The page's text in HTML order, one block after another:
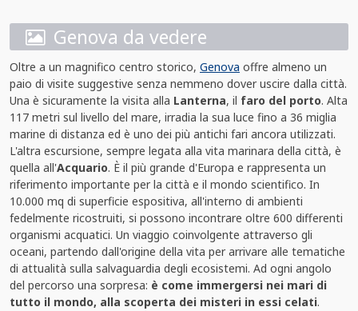
Genova da vedere
Oltre a un magnifico centro storico, Genova offre almeno un
paio di visite suggestive senza nemmeno dover uscire dalla città.
Una è sicuramente la visita alla Lanterna, il faro del porto. Alta
117 metri sul livello del mare, irradia la sua luce fino a 36 miglia
marine di distanza ed è uno dei più antichi fari ancora utilizzati.
L'altra escursione, sempre legata alla vita marinara della città, è
quella all'Acquario. È il più grande d'Europa e rappresenta un
riferimento importante per la città e il mondo scientifico. In
10.000 mq di superficie espositiva, all'interno di ambienti
fedelmente ricostruiti, si possono incontrare oltre 600 differenti
organismi acquatici. Un viaggio coinvolgente attraverso gli
oceani, partendo dall'origine della vita per arrivare alle tematiche
di attualità sulla salvaguardia degli ecosistemi. Ad ogni angolo
del percorso una sorpresa: è come immergersi nei mari di
tutto il mondo, alla scoperta dei misteri in essi celati.